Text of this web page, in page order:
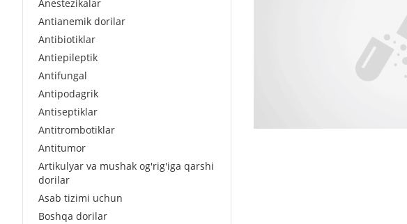
Anestezikalar
Antianemik dorilar
Antibiotiklar
Antiepileptik
Antifungal
Antipodagrik
Antiseptiklar
Antitrombotiklar
Antitumor
Artikulyar va mushak og'rig'iga qarshi
dorilar
Asab tizimi uchun
Boshqa dorilar